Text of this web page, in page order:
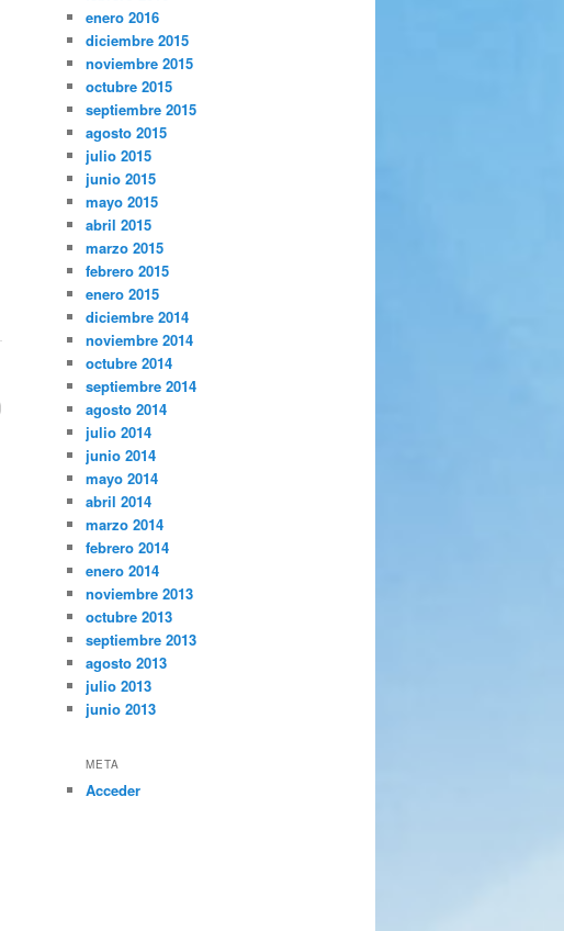
enero 2016
diciembre 2015
noviembre 2015
octubre 2015
septiembre 2015
agosto 2015
julio 2015
junio 2015
mayo 2015
abril 2015
marzo 2015
febrero 2015
enero 2015
diciembre 2014
noviembre 2014
octubre 2014
septiembre 2014
agosto 2014
julio 2014
junio 2014
mayo 2014
abril 2014
marzo 2014
febrero 2014
enero 2014
noviembre 2013
octubre 2013
septiembre 2013
agosto 2013
julio 2013
junio 2013
META
Acceder